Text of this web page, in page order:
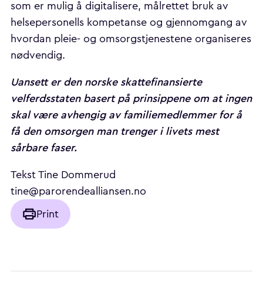
som er mulig å digitalisere, målrettet bruk av
helsepersonells kompetanse og gjennomgang av
hvordan pleie- og omsorgstjenestene organiseres
nødvendig.
Uansett er den norske skattefinansierte
velferdsstaten basert på prinsippene om at ingen
skal være avhengig av familiemedlemmer for å
få den omsorgen man trenger i livets mest
sårbare faser.
Tekst Tine Dommerud
tine@parorendealliansen.no
Print